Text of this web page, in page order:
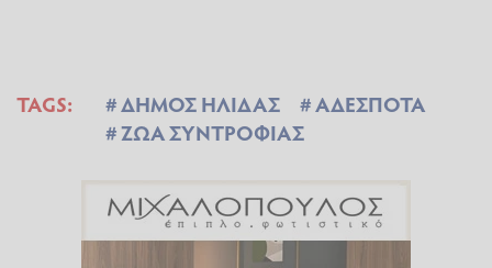
TAGS: ΔΗΜΟΣ ΗΛΙΔΑΣ
ΑΔΕΣΠΟΤΑ
ΖΩΑ ΣΥΝΤΡΟΦΙΑΣ